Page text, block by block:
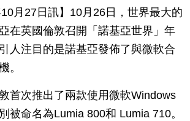
10月27日訊】10月26日，世界最大的
在英國倫敦召開「諾基亞世界」年
人注目的是諾基亞發佈了與微軟合
。
首次推出了兩款使用微軟Windows
被命名為Lumia 800和 Lumia 710。